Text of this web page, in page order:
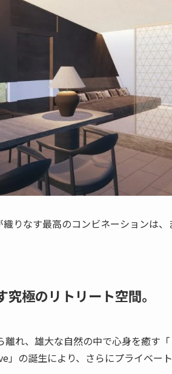
りなす最高のコンビネーションは、
極のリトリート空間。
離れ、雄大な自然の中で心身を癒す
」の誕生により、さらにプライベー